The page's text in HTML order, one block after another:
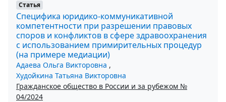
Статья
Специфика юридико-коммуникативной
компетентности при разрешении правовых
споров и конфликтов в сфере здравоохранения
с использованием примирительных процедур
(на примере медиации)
Адаева Ольга Викторовна ,
Худойкина Татьяна Викторовна
Гражданское общество в России и за рубежом №
04/2024